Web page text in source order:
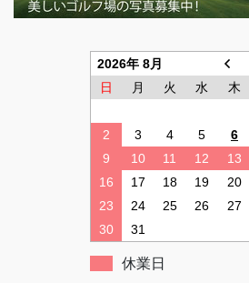
2026年 8月
日
月 火 水 木
2
3 4 5 6
9
10 11 12 13
16
17 18 19 20
23
24 25 26 27
30
31
休業日